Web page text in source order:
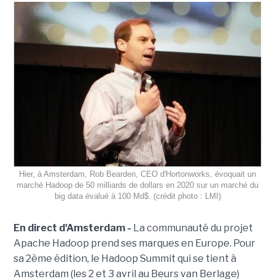
Hier, à Amsterdam, Rob Bearden, CEO d'Hortonworks, évoquait un
marché Hadoop de 50 milliards de dollars en 2020 sur un marché du
big data évalué à 100 Md$. (crédit photo : LMI)
En direct d'Amsterdam - La communauté du projet
Apache Hadoop prend ses marques en Europe. Pour
sa 2ème édition, le Hadoop Summit qui se tient à
Amsterdam (les 2 et 3 avril au Beurs van Berlage)